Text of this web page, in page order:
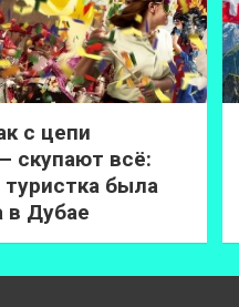
с цепи
скупают всё:
туристка была
в Дубае